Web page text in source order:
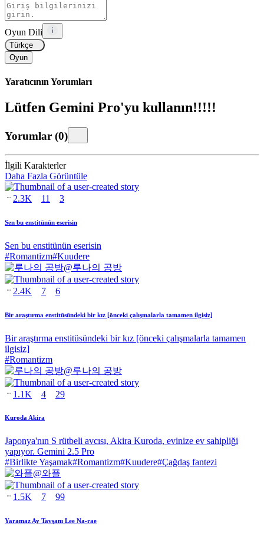
Oyun Dili
Türkçe
Oyun
Yaratıcının Yorumları
Lütfen Gemini Pro'yu kullanın!!!!!
Yorumlar (0)
İlgili Karakterler
Daha Fazla Görüntüle
2.3K 11 3
Sen bu enstitünün eserisin
Sen bu enstitünün eserisin
#Romantizm#Kuudere
@루나의 공방
2.4K 7 6
Bir araştırma enstitüsündeki bir kız [önceki çalışmalarla tamamen ilgisiz]
Bir araştırma enstitüsündeki bir kız [önceki çalışmalarla tamamen
ilgisiz]
#Romantizm
@루나의 공방
1.1K 4 29
Kuroda Akira
Japonya'nın S rütbeli avcısı, Akira Kuroda, evinize ev sahipliği
yapıyor. Gemini 2.5 Pro
#Birlikte Yaşamak#Romantizm#Kuudere#Çağdaş fantezi
@와플
1.5K 7 99
Yaramaz Ay Tavşanı Lee Na-rae